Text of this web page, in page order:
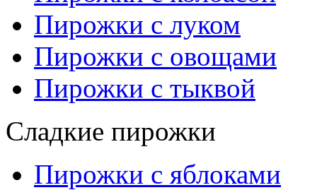
Пирожки с луком
Пирожки с овощами
Пирожки с тыквой
Сладкие пирожки
Пирожки с яблоками